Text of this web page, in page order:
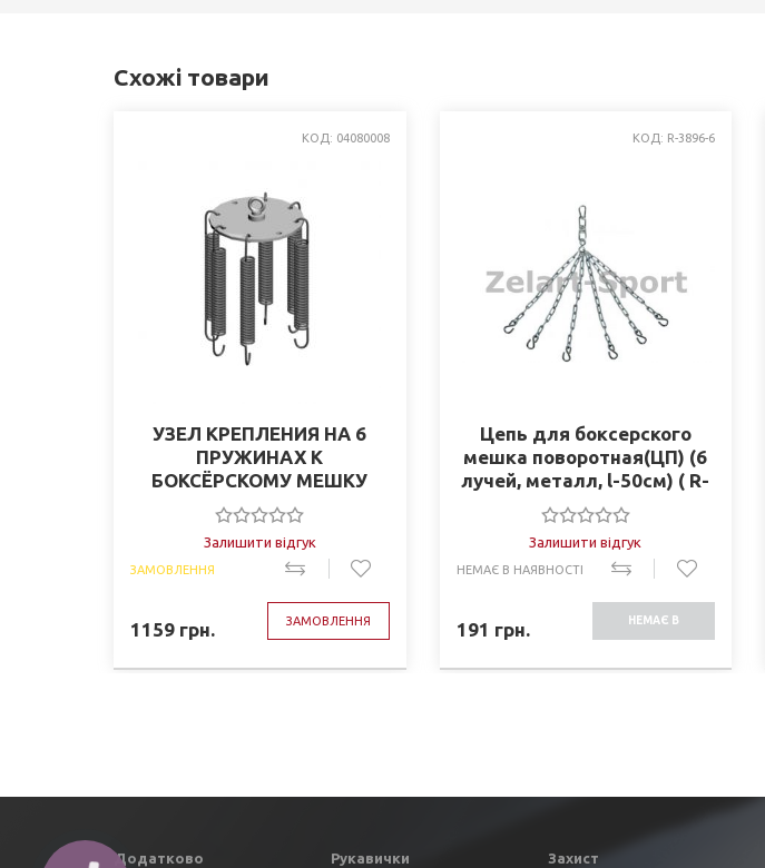
Схожі товари
КОД: 04080008
УЗЕЛ КРЕПЛЕНИЯ НА 6
ПРУЖИНАХ К
БОКСЁРСКОМУ МЕШКУ
Залишити відгук
ЗАМОВЛЕННЯ
1159 грн. ЗАМОВЛЕННЯ
КОД: R-3896-6
Цепь для боксерского
мешка поворотная(ЦП) (6
лучей, металл, l-50см) ( R-
3896-6)
Залишити відгук
НЕМАЄ В НАЯВНОСТІ
191 грн. НЕМАЄ В
Додатково Рукавички Захист